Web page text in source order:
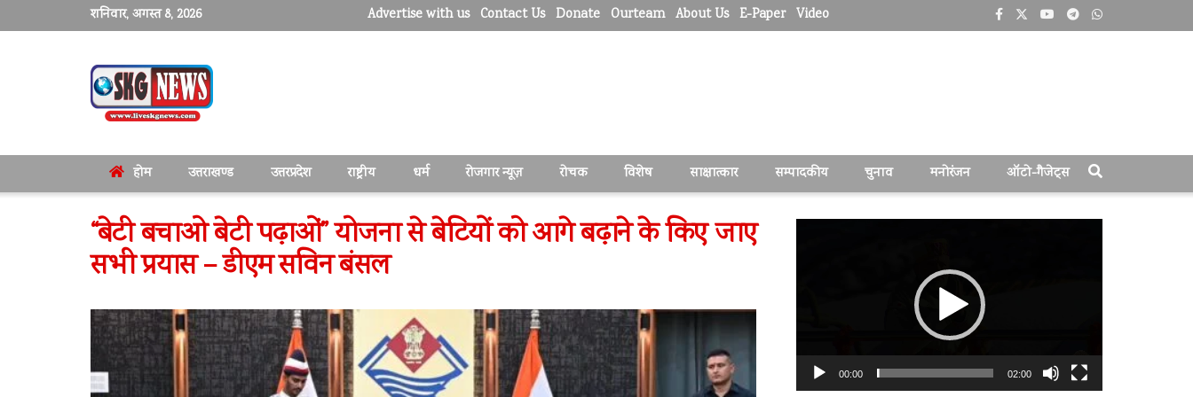
शनिवार, अगस्त 8, 2026 Advertise with us Contact Us Donate Ourteam About Us E-Paper Video
होम उत्तराखण्ड उत्तरप्रदेश राष्ट्रीय धर्म रोजगार न्यूज़ रोचक विशेष साक्षात्कार सम्पादकीय चुनाव मनोरंजन ऑटो-गैजेट्स
“बेटी बचाओ बेटी पढ़ाओं” योजना से बेटियों को आगे बढ़ाने के किए जाए
सभी प्रयास – डीएम सविन बंसल
00:00 02:00